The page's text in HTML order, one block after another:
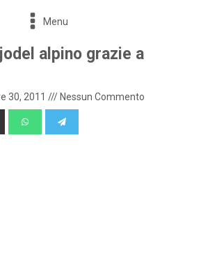
Menu
alpino grazie a
30, 2011 /// Nessun Commento